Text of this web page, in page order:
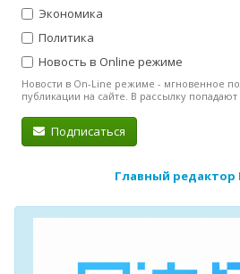
Экономика
Политика
Новость в Online режиме
Новости в On-Line режиме - мгновенное
публикации на сайте. В рассылку
Подписаться
Главный редактор